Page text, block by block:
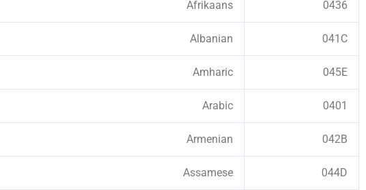
0436
Afrikaans
041C
Albanian
045E
Amharic
0401
Arabic
042B
Armenian
044D
Assamese